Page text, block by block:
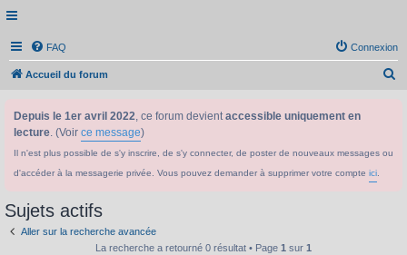
FAQ Connexion
Accueil du forum
Depuis le 1er avril 2022, ce forum devientaccessible uniquement en
lecture. (Voir ce message)
Il n'est plus possible de s'y inscrire, de s'y connecter, de poster de nouveaux messages ou
d'accéder à la messagerie privée. Vous pouvez demander à supprimer votre compte ici
Sujets actifs
Aller sur la recherche avancée
La recherche a retourné 0 résultat • Page 1 sur 1